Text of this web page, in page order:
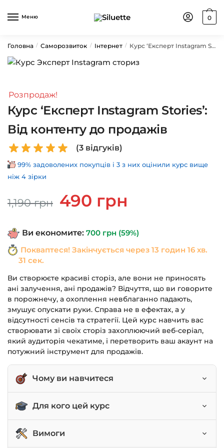
Меню 0
Головна / Саморозвиток / Інтернет / Курс ‘Експерт Instagram Stories’: Від контенту до продажів
Розпродаж!
Курс ‘Експерт Instagram Stories’:
Від контенту до продажів
(3відгуків)
99% задоволених покупців і 3 з них оцінили курс вище
ніж 4 зірки
1,190грн
Оригінальна
ціна:
490 грн
Ви економите: 700 грн (59%)
Покваптеся! Закінчується через 13 годин 16 хв.
30 сек.
Ви створюєте красиві сторіз, але вони не приносять
ані залучення, ані продажів? Відчуття, що ви говорите
в порожнечу, а охоплення невблаганно падають,
змушує опускати руки. Справа не в ефектах, а у
відсутності сенсів та стратегії. Цей курс навчить вас
створювати зі своїх сторіз захоплюючий веб-серіал,
який аудиторія чекатиме, і перетворить ваш акаунт на
потужний інструмент для продажів.
Чому ви навчитеся
Мислити як контент-мейкер і знаходити ідеї
Писати захоплюючі сценарії, використовуючи
Для кого цей курс
Блогери та експерти, які хочуть підвищити
Вимоги